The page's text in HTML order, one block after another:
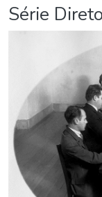
Série